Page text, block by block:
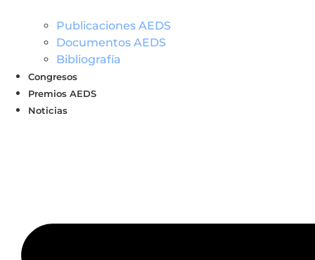
Publicaciones AEDS
Documentos AEDS
Bibliografía
Congresos
Premios AEDS
Noticias